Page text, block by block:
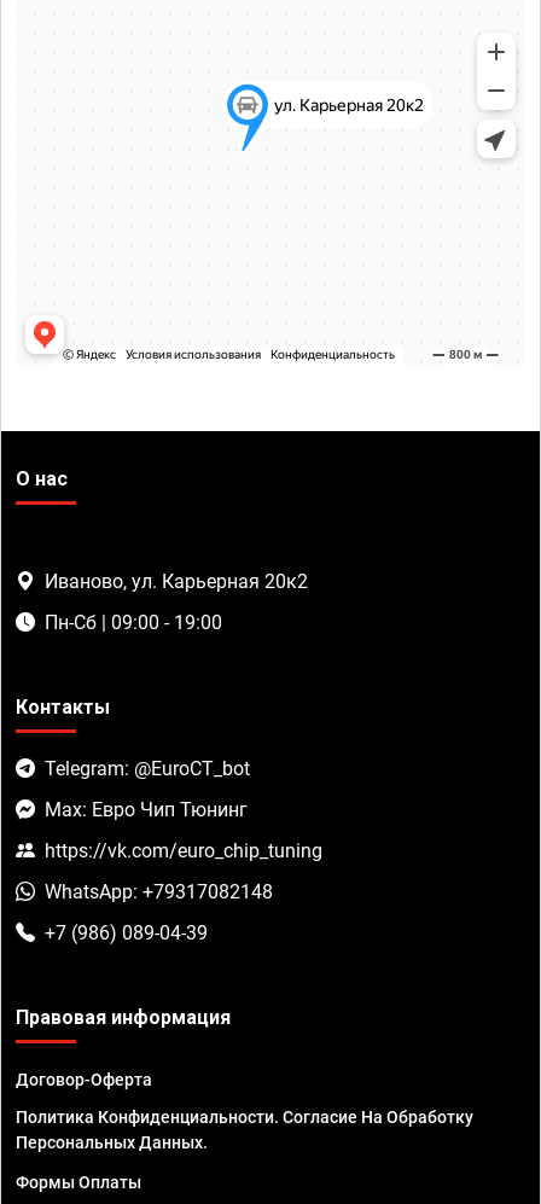
О нас
Иваново, ул. Карьерная 20к2
Пн-Сб | 09:00 - 19:00
Контакты
Telegram: @EuroCT_bot
Max: Евро Чип Тюнинг
https://vk.com/euro_chip_tuning
WhatsApp: +79317082148
+7 (986) 089-04-39
Правовая информация
Договор-Оферта
Политика Конфиденциальности. Согласие На Обработку
Персональных Данных.
Формы Оплаты